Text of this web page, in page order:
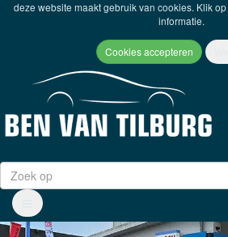
deze website maakt gebruik van cookies. Klik op
informatie.